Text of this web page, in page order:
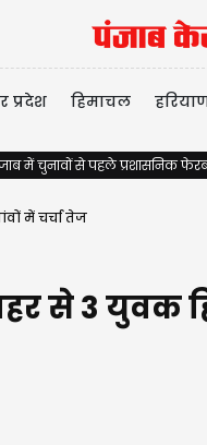
प्रदेश हिमाचल
में चुनावों से पहले प्रशासनिक
में चर्चा तेज
से 3 युवक